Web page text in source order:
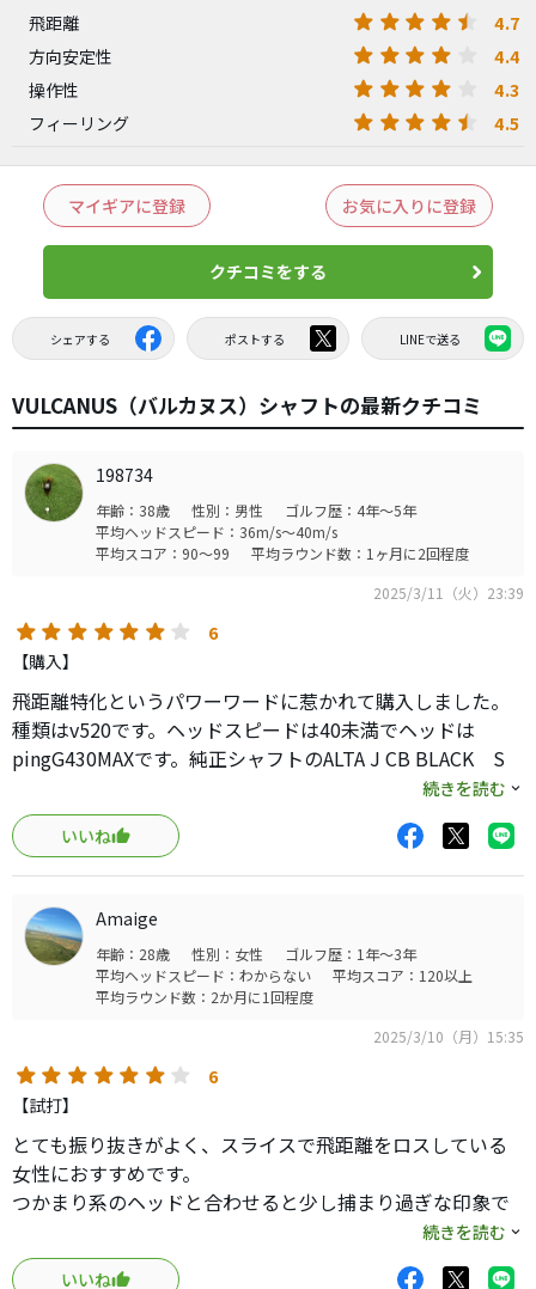
飛距離
4.7
方向安定性 4.4
操作性 4.3
フィーリング 4.5
マイギアに登録 お気に入りに登録
クチコミをする
シェアする ポストする LINEで送る
VULCANUS（バルカヌス）シャフトの最新クチコミ
198734
年齢：38歳 性別：男性
ゴルフ歴：4年～5年
平均ヘッドスピード：36m/s～40m/s
平均スコア：90～99
平均ラウンド数：1ヶ月に2回程度
2025/3/11（火）23:39
6
【購入】
飛距離特化というパワーワードに惹かれて購入しました。
種類はv520です。ヘッドスピードは40未満でヘッドは
pingG430MAXです。純正シャフトのALTA J CB BLACK S
で200ヤードだったのが、VULCANUS で220ヤードになりま
した。飛距離UPだけでなく、左右の散らばり範囲も狭くな
ったため自信をもって振れます。その心理的な安心感を持
てたのは、大きなメリットだと思います。
続きを読む
いいね
Amaige
年齢：28歳 性別：女性
ゴルフ歴：1年～3年
平均ヘッドスピード：わからない
平均スコア：120以上
平均ラウンド数：2か月に1回程度
2025/3/10（月）15:35
6
【試打】
とても振り抜きがよく、スライスで飛距離をロスしている
女性におすすめです。
つかまり系のヘッドと合わせると少し捕まり過ぎな印象で
したが、外ブラと組み合わせたら丁度良い感じにハイドロ
ーが打てました！
続きを読む
いいね